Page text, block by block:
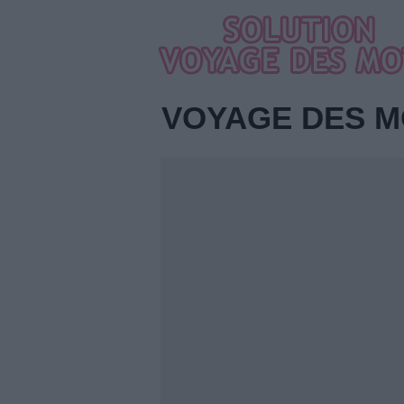
VOYAGE DES